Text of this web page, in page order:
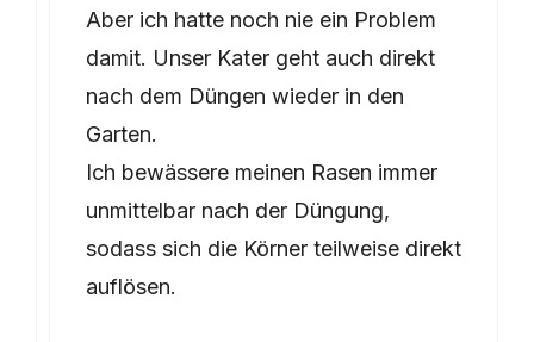
Aber ich hatte noch nie ein Problem
damit. Unser Kater geht auch direkt
nach dem Düngen wieder in den
Garten.
Ich bewässere meinen Rasen immer
unmittelbar nach der Düngung,
sodass sich die Körner teilweise direkt
auflösen.